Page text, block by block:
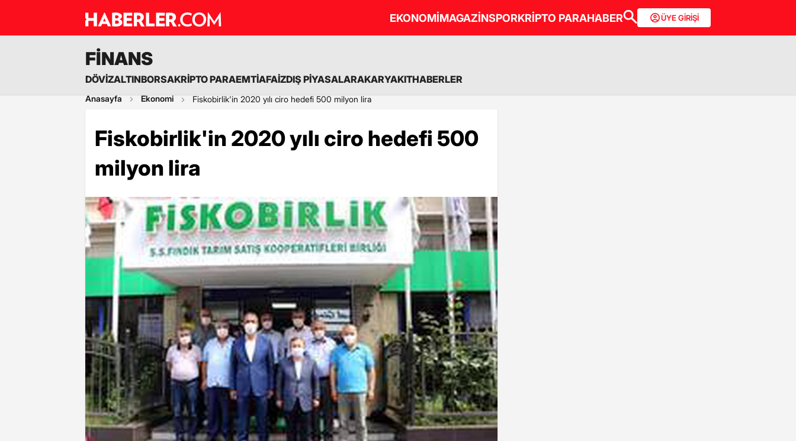
EKONOMİMAGAZİNSPORKRİPTO PARAHABER ÜYE GİRİŞİ
FİNANS
DÖVİZALTINBORSAKRİPTO PARAEMTİAFAİZDIŞ PİYASALARAKARYAKITHABERLER
Anasayfa Ekonomi Fiskobirlik'in 2020 yılı ciro hedefi 500 milyon lira
Fiskobirlik'in 2020 yılı ciro hedefi 500
milyon lira